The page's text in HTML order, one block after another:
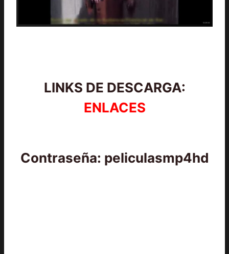
LINKS DE DESCARGA:
ENLACES
Contraseña: peliculasmp4hd